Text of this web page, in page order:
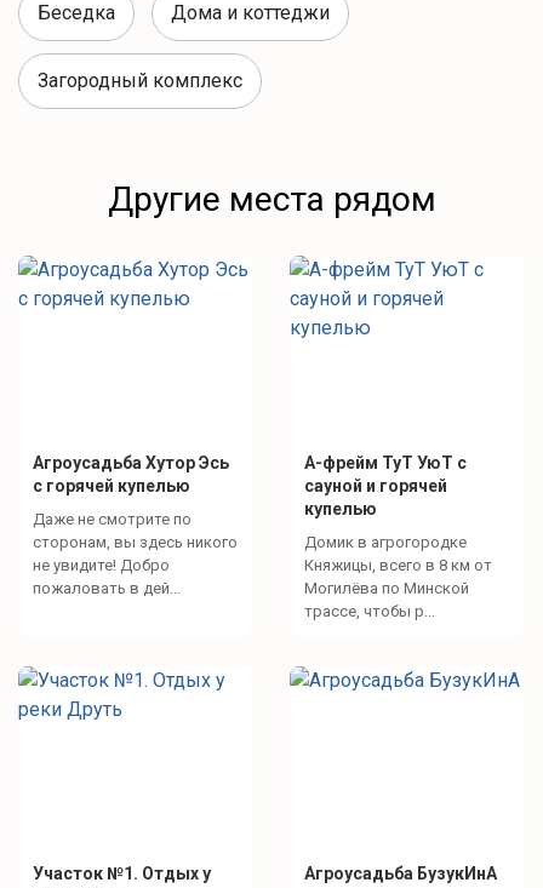
Беседка Дома и коттеджи
Загородный комплекс
Другие места рядом
Агроусадьба Хутор Эсь
с горячей купелью
Даже не смотрите по
сторонам, вы здесь никого
не увидите! Добро
пожаловать в дей...
А-фрейм ТуТ УюТ с
сауной и горячей
купелью
Домик в агрогородке
Княжицы, всего в 8 км от
Могилёва по Минской
трассе, чтобы р...
Участок №1. Отдых у
Агроусадьба БузукИнА